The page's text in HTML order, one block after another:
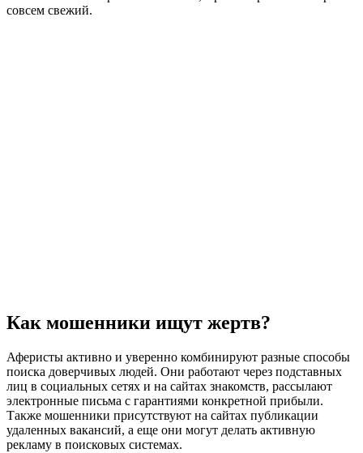
совсем свежий.
Как мошенники ищут жертв?
Аферисты активно и уверенно комбинируют разные способы
поиска доверчивых людей. Они работают через подставных
лиц в социальных сетях и на сайтах знакомств, рассылают
электронные письма с гарантиями конкретной прибыли.
Также мошенники присутствуют на сайтах публикации
удаленных вакансий, а еще они могут делать активную
рекламу в поисковых системах.